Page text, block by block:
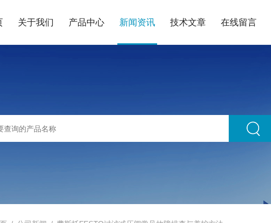
关于我们 产品中心 新闻资讯 技术文章 在线留言